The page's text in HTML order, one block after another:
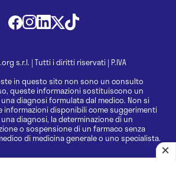
s.r.l. | Tutti i diritti riservati | P.IVA
in questo sito non sono un consulto
queste informazioni sostituiscono un
diagnosi formulata dal medico. Non si
informazioni disponibili come suggerimenti
diagnosi, la determinazione di un
o sospensione di un farmaco senza
di medicina generale o uno specialista.